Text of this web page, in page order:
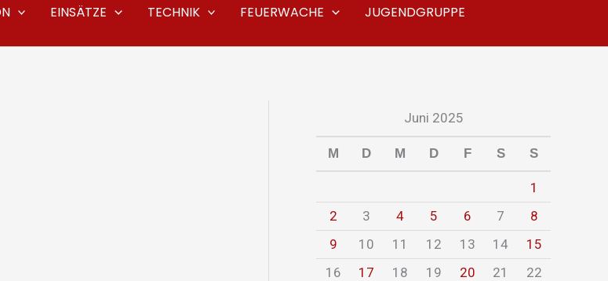
EINSÄTZE TECHNIK FEUERWACHE
JUGENDGRUPPE
Juni 2025
M D M D F S S
1
2
3 4 5 6 7
8
9
10 11 12 13 14
15
16
17 18 19 20 21
22